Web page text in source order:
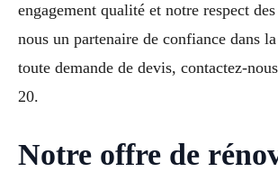
engagement qualité et notre respect
nous un partenaire de confiance dans
toute demande de devis, contactez-
20.
Notre offre de